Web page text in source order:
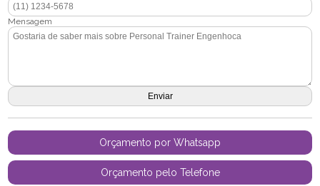
Mensagem
Orçamento por Whatsapp
Orçamento pelo Telefone